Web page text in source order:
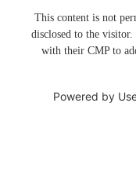
This content is not
disclosed to the visitor.
with their CMP to
Powered by